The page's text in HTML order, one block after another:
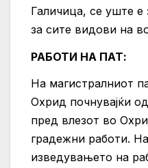
Галичица, се уште е
за сите видови на
РАБОТИ НА ПАТ:
На магистралниот
Охрид почнувајќи
пред влезот во
градежни работи.
изведувањето на